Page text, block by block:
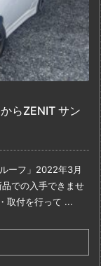
らZENIT サン
ーフ」 2022年3月
での入手できませ
取付を行って ...